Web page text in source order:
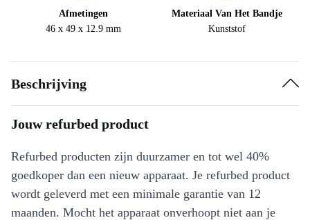
Afmetingen
46 x 49 x 12.9 mm
Materiaal Van Het Bandje
Kunststof
Beschrijving
Jouw refurbed product
Refurbed producten zijn duurzamer en tot wel 40%
goedkoper dan een nieuw apparaat. Je refurbed product
wordt geleverd met een minimale garantie van 12
maanden. Mocht het apparaat onverhoopt niet aan je